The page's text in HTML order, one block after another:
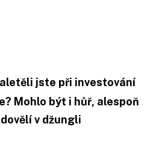
jste při investování
Mohlo být i hůř, alespoň
v džungli